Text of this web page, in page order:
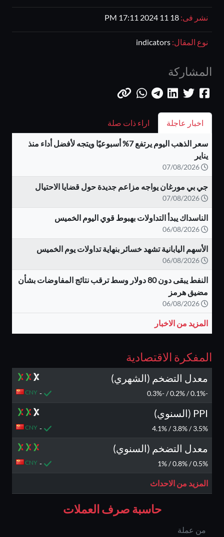
نشر فى:
نوع المقال:
المشاركة
اخبار عاجلة اراء ذات صلة
سعر الذهب اليوم يرتفع 7% أسبوعيًا ويتجه لأفضل أداء منذ
يناير
جي بي مورغان يواجه مزاعم جديدة حول قضايا الاحتيال
الناسداك يبدأ التداولات بهبوط قوي اليوم الخميس
الأسهم اليابانية تشهد خسائر بنهاية تداولات يوم الخميس
النفط يبقى دون 80 دولار وسط ترقب نتائج المفاوضات بشأن
مضيق هرمز
المزيد من الاخبار
المفكرة الاقتصادية
معدل التضخم (الشهري)
-0.1% / 0.2% / -0.3%
-
CNY
PPI (السنوي)
3.5% / 3.8% / 4.1%
-
CNY
معدل التضخم (السنوي)
0.5% / 0.8% / 1%
-
CNY
المزيد من الاحداث
حاسبة صرف العملات
من عملة